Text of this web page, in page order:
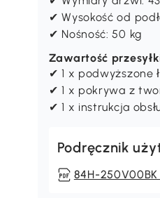
✔ Wysokość od
✔ Nośność: 50 kg
Zawartość
✔ 1 x podwyższone
✔ 1 x pokrywa z
✔ 1 x instrukcja
Podręcznik
84H-